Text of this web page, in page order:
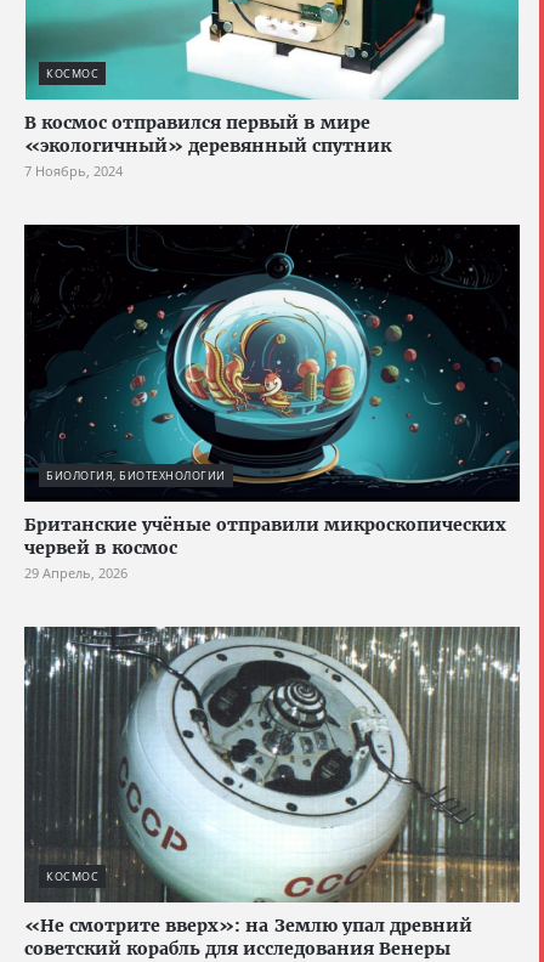
КОСМОС
В космос отправился первый в мире
«экологичный» деревянный спутник
7 Ноябрь, 2024
БИОЛОГИЯ, БИОТЕХНОЛОГИИ
Британские учёные отправили микроскопических
червей в космос
29 Апрель, 2026
КОСМОС
«Не смотрите вверх»: на Землю упал древний
советский корабль для исследования Венеры